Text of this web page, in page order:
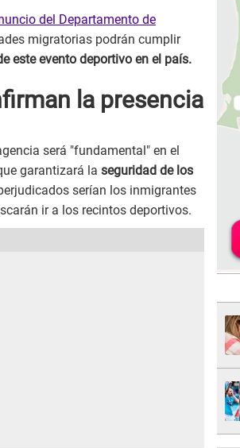
del Departamento de
migratorias podrán cumplir
este evento deportivo en el país.
la presencia
será "fundamental" en el
garantizará la seguridad de los
serían los inmigrantes
ir a los recintos deportivos.